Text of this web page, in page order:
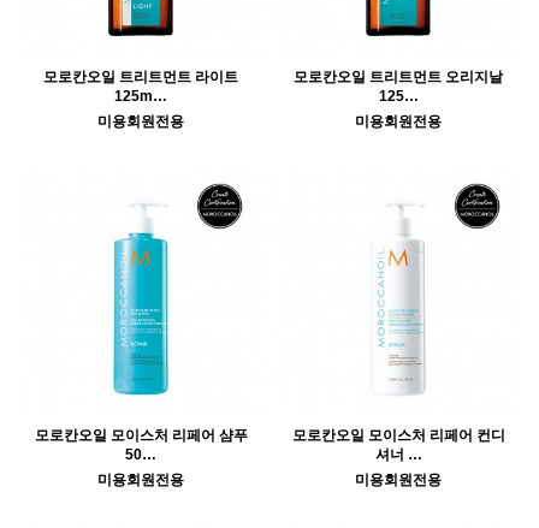
모로칸오일 트리트먼트 라이트
125m…
미용회원전용
모로칸오일 트리트먼트 오리지날
125…
미용회원전용
모로칸오일 모이스처 리페어 샴푸
50…
미용회원전용
모로칸오일 모이스처 리페어 컨디
셔너 …
미용회원전용